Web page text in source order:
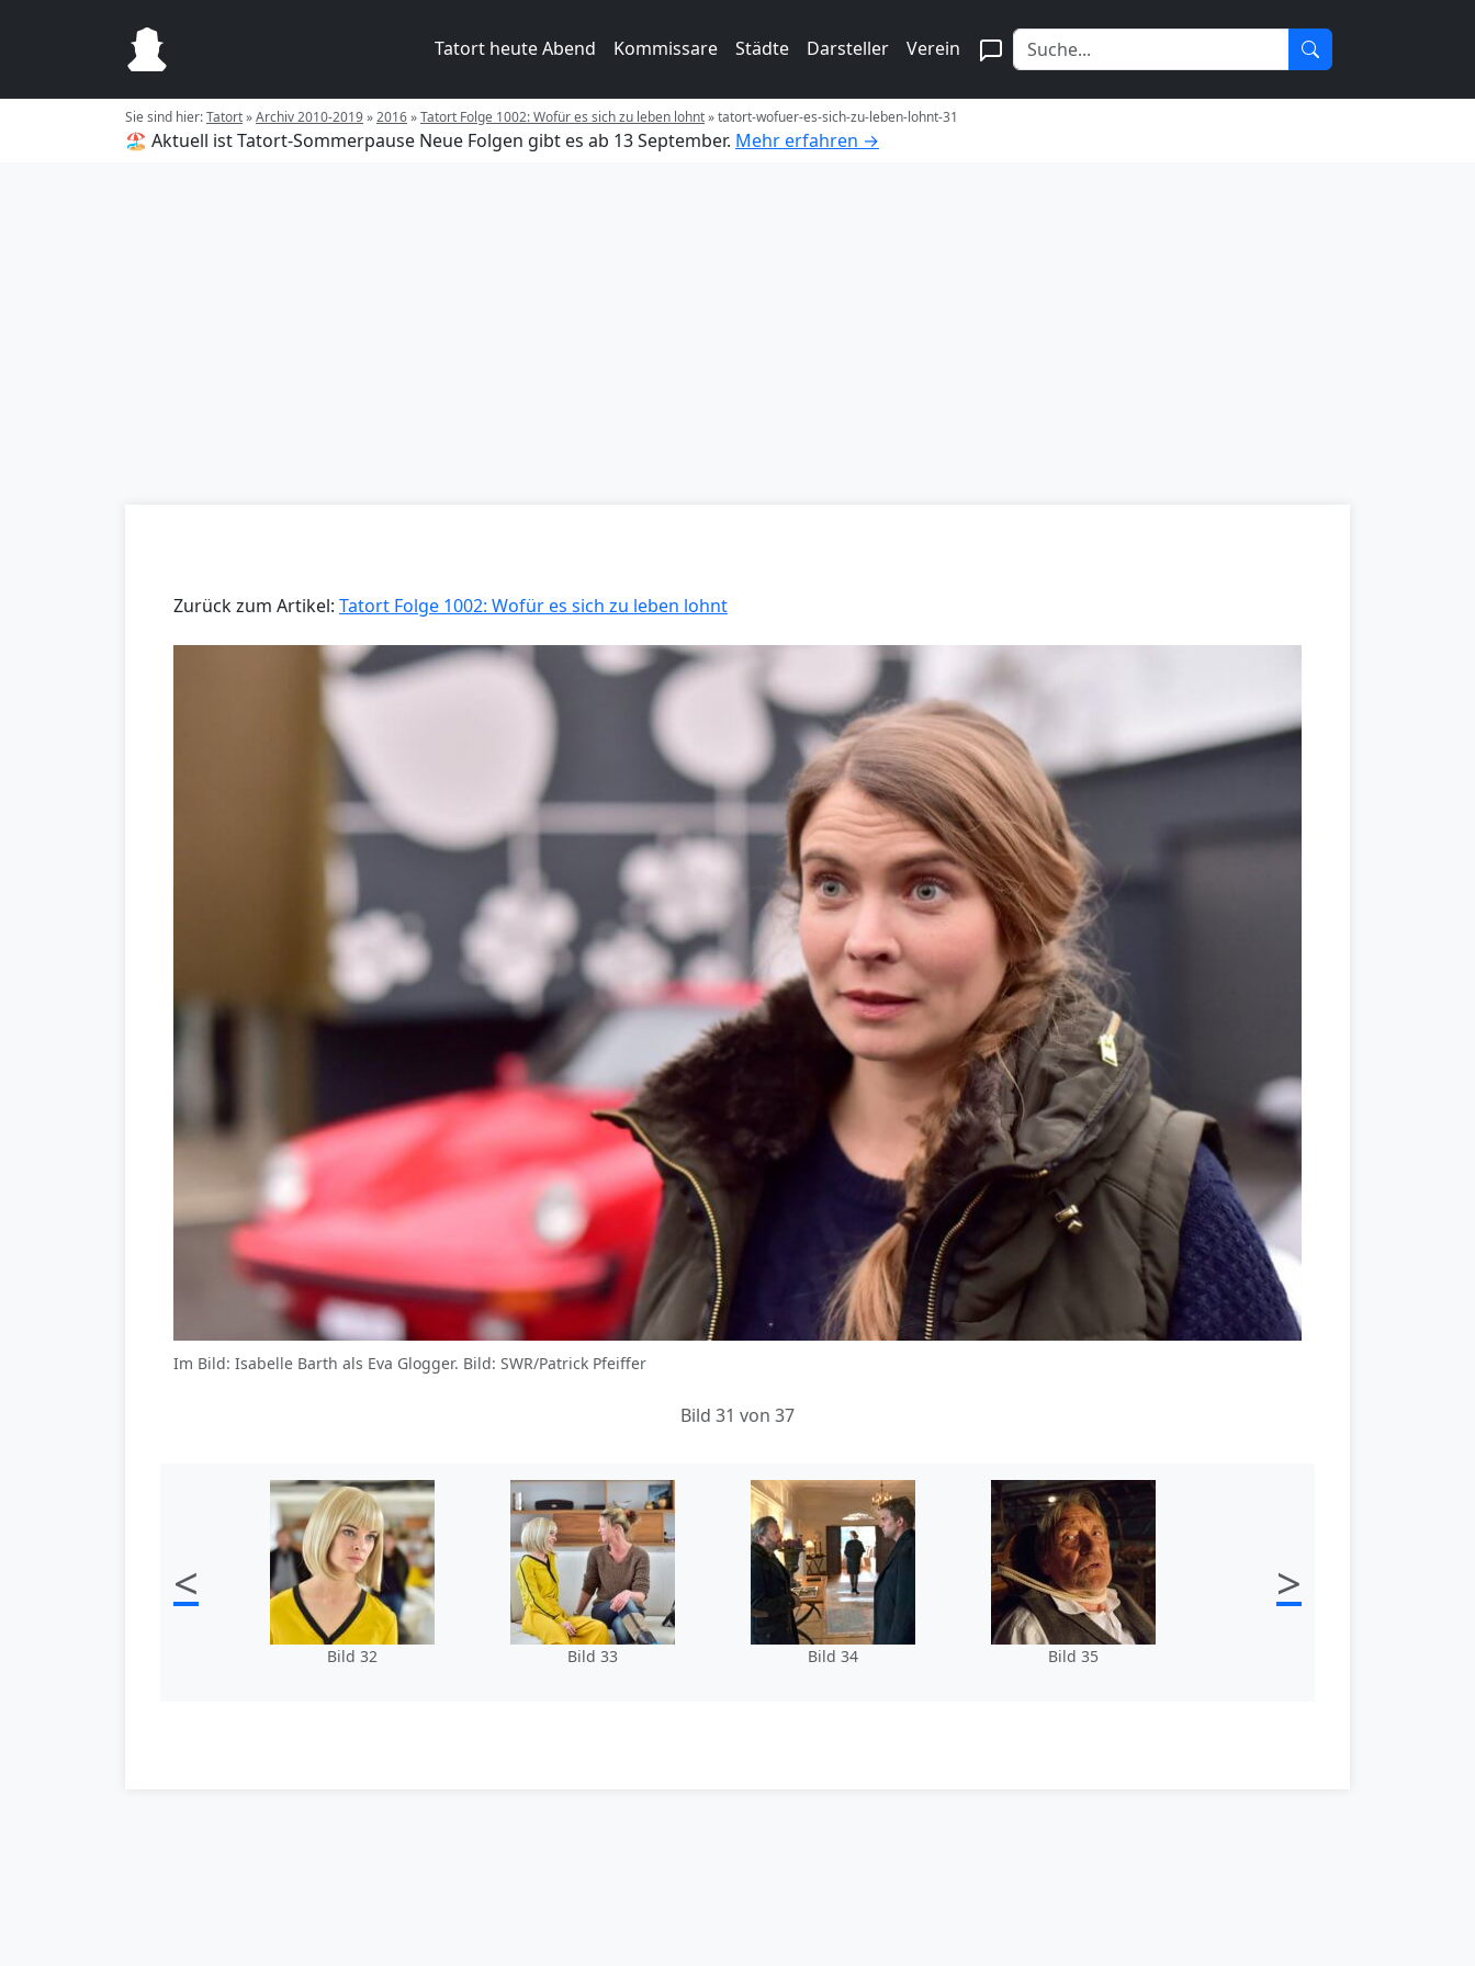
Tatort heute Abend Kommissare Städte Darsteller Verein
Sie sind hier:Tatort»Archiv 2010-2019»2016»Tatort Folge 1002: Wofür es sich zu leben lohnt»tatort-wofuer-es-sich-zu-leben-lohnt-31
🏖️ Aktuell ist Tatort-Sommerpause Neue Folgen gibt es ab 13 September. Mehr erfahren →
Zurück zum Artikel: Tatort Folge 1002: Wofür es sich zu leben lohnt
Im Bild: Isabelle Barth als Eva Glogger. Bild: SWR/Patrick Pfeiffer
Bild 31 von 37
<
Bild 32 Bild 33 Bild 34 Bild 35
>